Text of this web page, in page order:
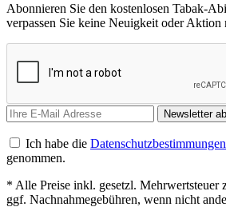
Abonnieren Sie den kostenlosen Tabak-
verpassen Sie keine Neuigkeit oder
Newsletter
Ich habe die Datenschutzbestimmungen
genommen.
* Alle Preise inkl. gesetzl. Mehrwertsteuer
ggf. Nachnahmegebühren, wenn nicht